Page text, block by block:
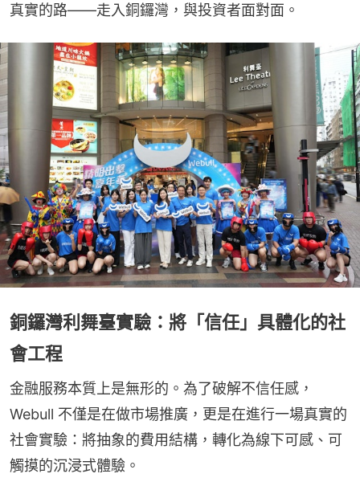
真實的路——走入銅鑼灣，與投資者面對面。
銅鑼灣利舞臺實驗：將「信任」具體化的社
會工程
金融服務本質上是無形的。為了破解不信任感，
Webull 不僅是在做市場推廣，更是在進行一場真實的
社會實驗：將抽象的費用結構，轉化為線下可感、可
觸摸的沉浸式體驗。